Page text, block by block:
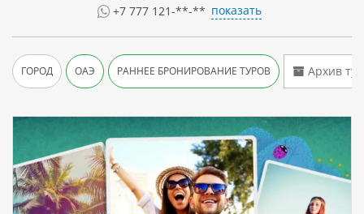
+7 777 121-**-** показать
ГОРОД ОАЭ РАННЕЕ БРОНИРОВАНИЕ ТУРОВ Архив